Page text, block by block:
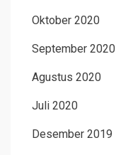
Oktober 2020
September 2020
Agustus 2020
Juli 2020
Desember 2019